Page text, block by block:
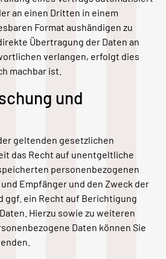
an einen Dritten in einem
Format aushändigen zu
Übertragung der Daten an
verlangen, erfolgt dies
machbar ist.
und
geltenden gesetzlichen
das Recht auf unentgeltliche
personenbezogenen
Empfänger und den Zweck der
ggf. ein Recht auf Berichtigung
Hierzu sowie zu weiteren
Daten können Sie